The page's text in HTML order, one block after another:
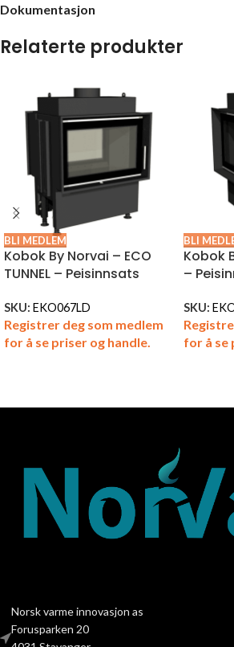
Dokumentasjon
Relaterte produkter
BLI MEDLEM
Kobok By Norvai – ECO
TUNNEL – Peisinnsats
SKU: EKO067LD
Registrer deg som medlem
for å se priser og handle.
BLI
Kobok
–
SKU:
for å se
Norsk varme innovasjon as
Forusparken 20